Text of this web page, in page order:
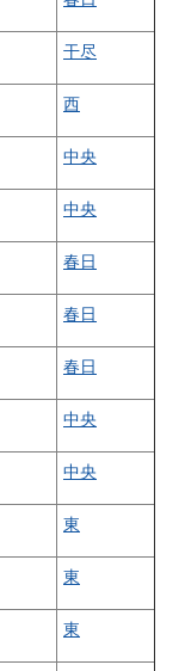
干尽
西
中央
中央
春日
春日
春日
中央
中央
東
東
東